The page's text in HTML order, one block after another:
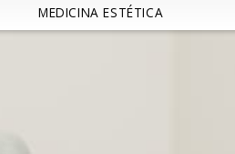
MEDICINA ESTÉTICA